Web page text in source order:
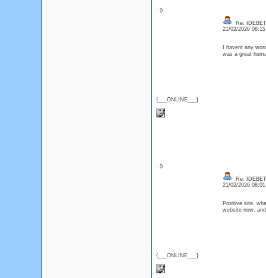
: 0
{___ONLINE___}
Re: IDEBET
21/02/2026
I havent any
was a great
: 0
{___ONLINE___}
Re: IDEBET
21/02/2026
Positive site,
website now,